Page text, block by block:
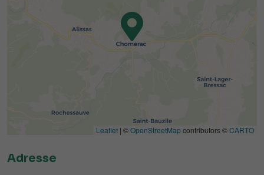
Leaflet | ©OpenStreetMapcontributors ©CARTO
Adresse